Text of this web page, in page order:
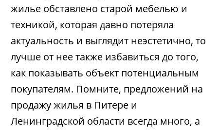
жилье обставлено старой мебелью и
техникой, которая давно потеряла
актуальность и выглядит неэстетично, то
лучше от нее также избавиться до того,
как показывать объект потенциальным
покупателям. Помните, предложений на
продажу жилья в Питере и
Ленинградской области всегда много, а